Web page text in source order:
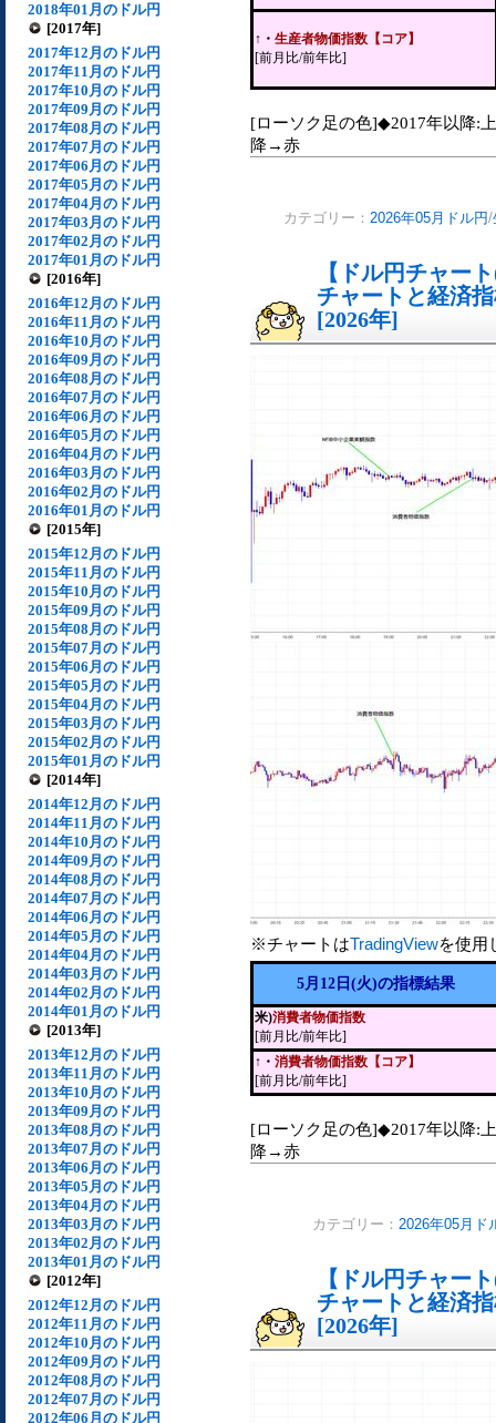
2018年01月のドル円
[2017年]
2017年12月のドル円
2017年11月のドル円
2017年10月のドル円
2017年09月のドル円
2017年08月のドル円
2017年07月のドル円
2017年06月のドル円
2017年05月のドル円
2017年04月のドル円
2017年03月のドル円
2017年02月のドル円
2017年01月のドル円
[2016年]
2016年12月のドル円
2016年11月のドル円
2016年10月のドル円
2016年09月のドル円
2016年08月のドル円
2016年07月のドル円
2016年06月のドル円
2016年05月のドル円
2016年04月のドル円
2016年03月のドル円
2016年02月のドル円
2016年01月のドル円
[2015年]
2015年12月のドル円
2015年11月のドル円
2015年10月のドル円
2015年09月のドル円
2015年08月のドル円
2015年07月のドル円
2015年06月のドル円
2015年05月のドル円
2015年04月のドル円
2015年03月のドル円
2015年02月のドル円
2015年01月のドル円
[2014年]
2014年12月のドル円
2014年11月のドル円
2014年10月のドル円
2014年09月のドル円
2014年08月のドル円
2014年07月のドル円
2014年06月のドル円
2014年05月のドル円
2014年04月のドル円
2014年03月のドル円
2014年02月のドル円
2014年01月のドル円
[2013年]
2013年12月のドル円
2013年11月のドル円
2013年10月のドル円
2013年09月のドル円
2013年08月のドル円
2013年07月のドル円
2013年06月のドル円
2013年05月のドル円
2013年04月のドル円
2013年03月のドル円
2013年02月のドル円
2013年01月のドル円
[2012年]
2012年12月のドル円
2012年11月のドル円
2012年10月のドル円
2012年09月のドル円
2012年08月のドル円
2012年07月のドル円
2012年06月のドル円
↑・ 生産者物価指数【コア】
[前月比/前年比]
[ローソク足の色]◆2017年以降
降→赤
カテゴリー： 2026年05月ドル円/
【ドル円チャー
チャートと経済
[2026年]
※チャートはTradingViewを使用
5月12日(火)の指標結果
米)消費者物価指数
[前月比/前年比]
↑・ 消費者物価指数【コア】
[前月比/前年比]
[ローソク足の色]◆2017年以降
降→赤
カテゴリー： 2026年05月ド
【ドル円チャー
チャートと経済
[2026年]